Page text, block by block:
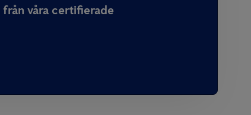
våra certifierade